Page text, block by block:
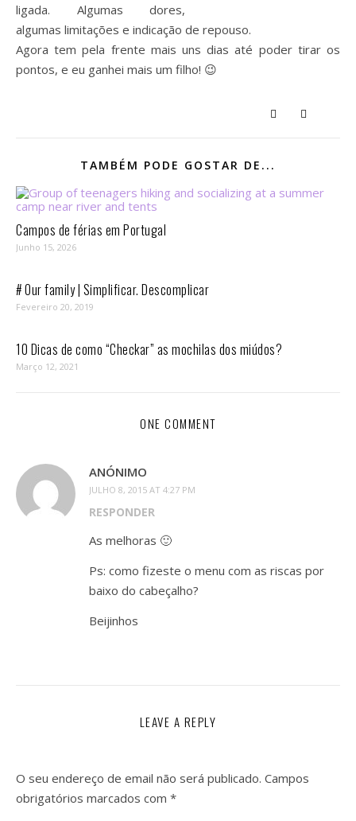
ligada. Algumas dores,
algumas limitações e indicação de repouso.
Agora tem pela frente mais uns dias até poder tirar os
pontos, e eu ganhei mais um filho! 😉
TAMBÉM PODE GOSTAR DE...
Campos de férias em Portugal
Junho 15, 2026
# Our family | Simplificar. Descomplicar
Fevereiro 20, 2019
10 Dicas de como “Checkar” as mochilas dos miúdos?
Março 12, 2021
ONE COMMENT
ANÓNIMO
JULHO 8, 2015 AT 4:27 PM
RESPONDER
As melhoras 🙂
Ps: como fizeste o menu com as riscas por
baixo do cabeçalho?
Beijinhos
LEAVE A REPLY
O seu endereço de email não será publicado. Campos
obrigatórios marcados com *